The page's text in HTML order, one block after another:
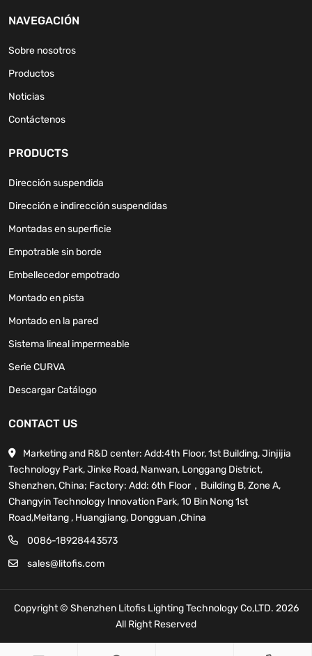
NAVEGACIÓN
Sobre nosotros
Productos
Noticias
Contáctenos
PRODUCTS
Dirección suspendida
Dirección e indirección suspendidas
Montadas en superficie
Empotrable sin borde
Embellecedor empotrado
Montado en pista
Montado en la pared
Sistema lineal impermeable
Serie CURVA
Descargar Catálogo
CONTACT US
Marketing and R&D center: Add:4th Floor, 1st Building, Jinjijia
Technology Park, Jinke Road, Nanwan, Longgang District,
Shenzhen, China; Factory: Add: 6th Floor，Building B, Zone A,
Changyin Technology Innovation Park, 10 Bin Nong 1st
Road,Meitang , Huangjiang, Dongguan ,China
0086-18928443573
sales@litofis.com
Copyright © Shenzhen Litofis Lighting Technology Co,LTD. 2026
All Right Reserved